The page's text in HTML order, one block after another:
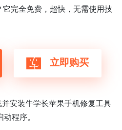
完全免费，超快，无需使用技
立即购买
安装牛学长苹果手机修复工具
程序。